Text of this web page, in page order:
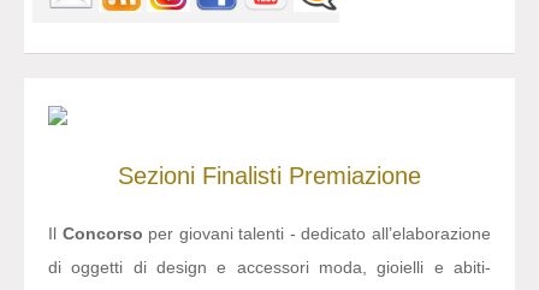
Sezioni Finalisti Premiazione
Il Concorso per giovani talenti - dedicato all’elaborazione
di oggetti di design e accessori moda, gioielli e abiti-